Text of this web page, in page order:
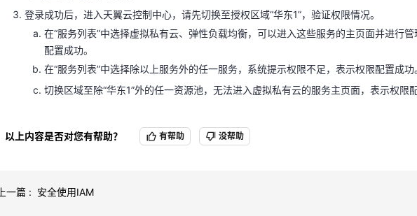
登录成功后，进入天翼云控制中心，请先切换至授权区域“华东1”，验证权限情况。
在“服务列表”中选择虚拟私有云、弹性负载均衡，可以进入这些服务的主页面并进行
配置成功。
在“服务列表”中选择除以上服务外的任一服务，系统提示权限不足，表示权限配置成功
切换区域至除“华东1”外的任一资源池，无法进入虚拟私有云的服务主页面，表示权限配
以上内容是否对您有帮助？ 有帮助 没帮助
上一篇 : 安全使用IAM